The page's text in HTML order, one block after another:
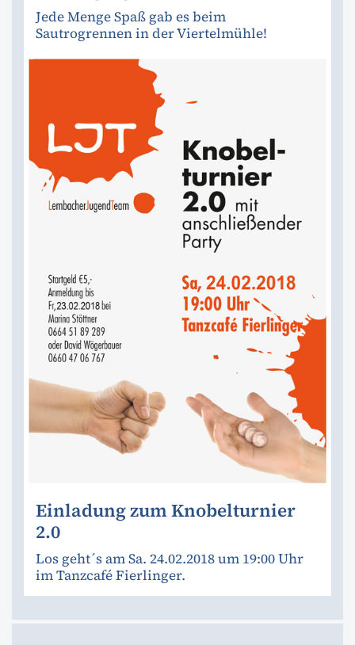
Jede Menge Spaß gab es beim
Sautrogrennen in der Viertelmühle!
Einladung zum Knobelturnier
2.0
Los geht´s am Sa. 24.02.2018 um 19:00 Uhr
im Tanzcafé Fierlinger.